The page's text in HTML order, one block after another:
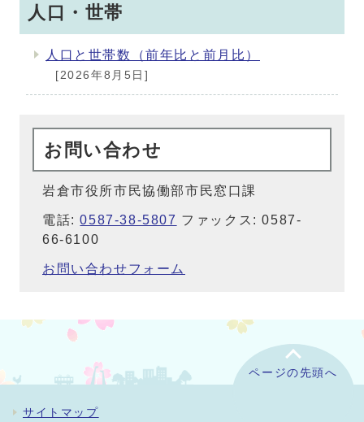
人口・世帯
人口と世帯数（前年比と前月比）
[2026年8月5日]
お問い合わせ
岩倉市役所市民協働部市民窓口課
電話:0587-38-5807 ファックス: 0587-
66-6100
お問い合わせフォーム
ページの先頭へ
サイトマップ